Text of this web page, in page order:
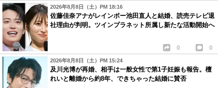
2026年8月8日（土）PM 18:16
佐藤佳奈アナがレインボー池田直人と結婚、読売テレビ退
社理由が判明。ツインプラネット所属し新たな活動開始へ
0 0
2026年8月8日（土）PM 15:24
及川光博が再婚、相手は一般女性で第1子妊娠も報告。檀
れいと離婚から約8年、できちゃった結婚に賛否